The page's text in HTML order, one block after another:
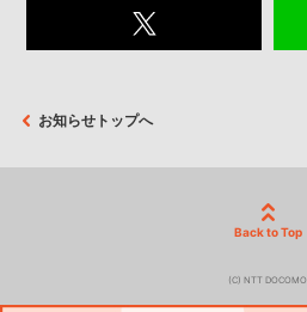
お知らせトップへ
Back to Top
(C) NTT DOCOMO